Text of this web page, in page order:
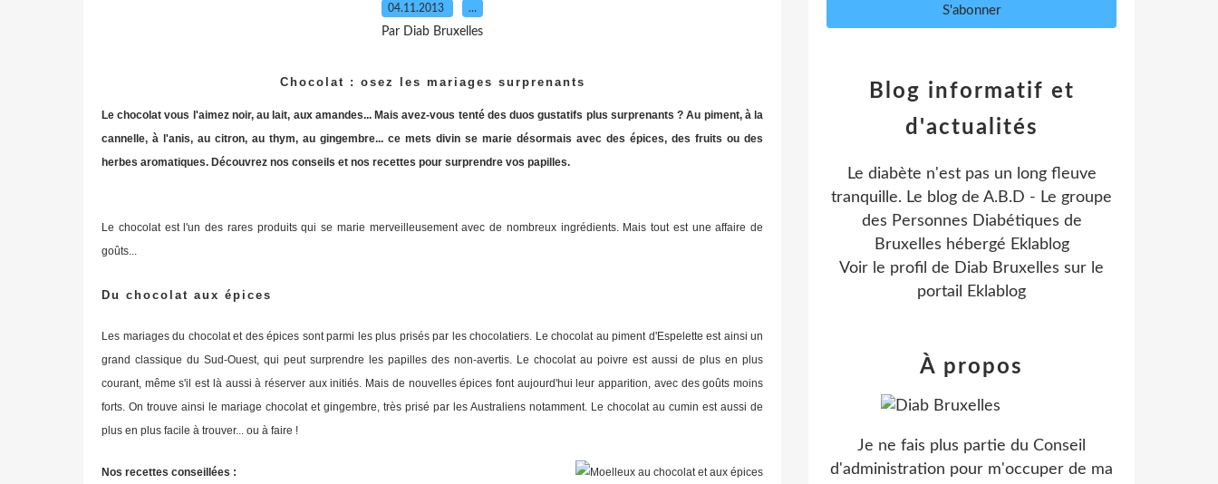
04.11.2013 …
Par Diab Bruxelles
Chocolat : osez les mariages surprenants
Le chocolat vous l'aimez noir, au lait, aux amandes... Mais avez-vous tenté des duos gustatifs plus surprenants ? Au piment, à la
cannelle, à l'anis, au citron, au thym, au gingembre... ce mets divin se marie désormais avec des épices, des fruits ou des
herbes aromatiques. Découvrez nos conseils et nos recettes pour surprendre vos papilles.
Le chocolat est l'un des rares produits qui se marie merveilleusement avec de nombreux ingrédients. Mais tout est une affaire de
goûts...
Du chocolat aux épices
Les mariages du chocolat et des épices sont parmi les plus prisés par les chocolatiers. Le chocolat au piment d'Espelette est ainsi un
grand classique du Sud-Ouest, qui peut surprendre les papilles des non-avertis. Le chocolat au poivre est aussi de plus en plus
courant, même s'il est là aussi à réserver aux initiés. Mais de nouvelles épices font aujourd'hui leur apparition, avec des goûts moins
forts. On trouve ainsi le mariage chocolat et gingembre, très prisé par les Australiens notamment. Le chocolat au cumin est aussi de
plus en plus facile à trouver... ou à faire !
Nos recettes conseillées :
Blog informatif et
d'actualités
Le diabète n'est pas un long fleuve
tranquille. Le blog de A.B.D - Le groupe
des Personnes Diabétiques de
Bruxelles hébergé Eklablog
Voir le profil de Diab Bruxelles sur le
portail Eklablog
À propos
Je ne fais plus partie du Conseil
d'administration pour m'occuper de ma